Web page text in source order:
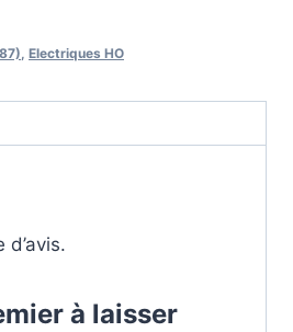
, Electriques HO
d’avis.
à laisser